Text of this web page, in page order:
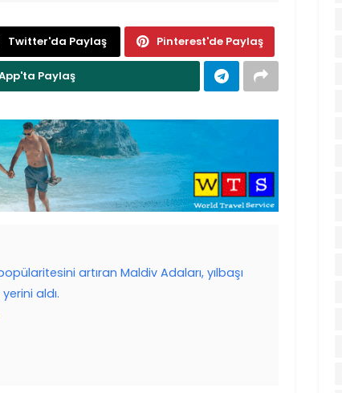
Twitter'da Paylaş Pinterest'de Paylaş
Paylaş
artıran Maldiv Adaları, yılbaşı
aldı.